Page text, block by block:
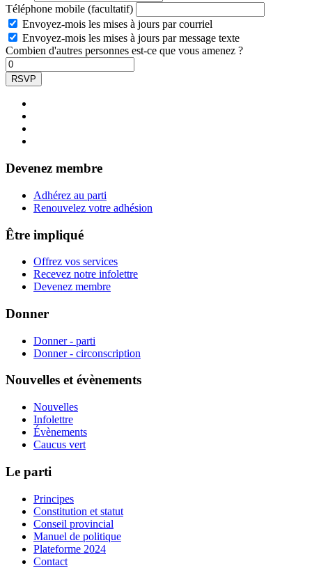
Téléphone mobile (facultatif)
Envoyez-mois les mises à jours par courriel
Envoyez-mois les mises à jours par message texte
Combien d'autres personnes est-ce que vous amenez ?
Devenez membre
Adhérez au parti
Renouvelez votre adhésion
Être impliqué
Offrez vos services
Recevez notre infolettre
Devenez membre
Donner
Donner - parti
Donner - circonscription
Nouvelles et évènements
Nouvelles
Infolettre
Évènements
Caucus vert
Le parti
Principes
Constitution et statut
Conseil provincial
Manuel de politique
Plateforme 2024
Contact